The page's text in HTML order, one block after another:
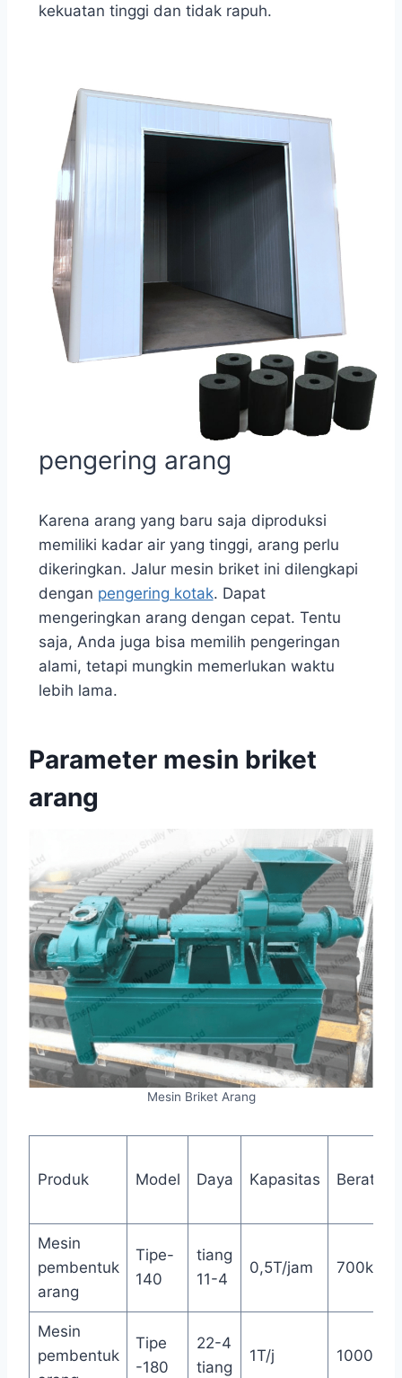
kekuatan tinggi dan tidak rapuh.
pengering arang
Karena arang yang baru saja diproduksi
memiliki kadar air yang tinggi, arang perlu
dikeringkan. Jalur mesin briket ini dilengkapi
dengan pengering kotak. Dapat
mengeringkan arang dengan cepat. Tentu
saja, Anda juga bisa memilih pengeringan
alami, tetapi mungkin memerlukan waktu
lebih lama.
Parameter mesin briket
arang
Mesin Briket Arang
Produk Model Daya Kapasitas Berat
Mesin
pembentuk
arang
Tipe-
140
tiang
11-4
0,5T/jam 700kg
Mesin
pembentuk
Tipe
-180
22-4
tiang
1T/j 1000kg